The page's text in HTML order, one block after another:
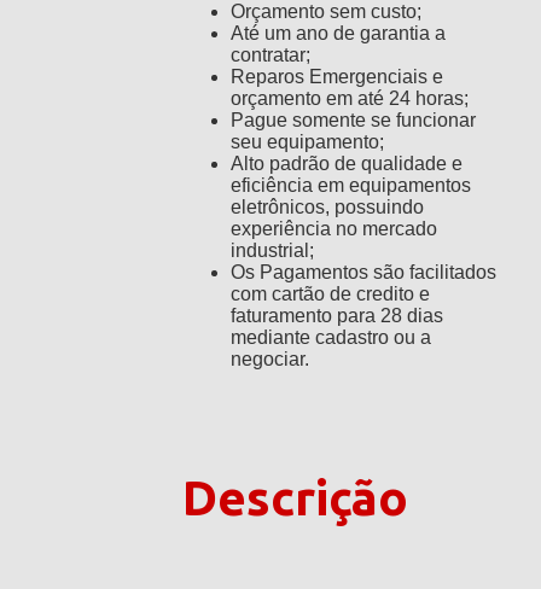
Orçamento sem custo;
Até um ano de garantia a
contratar;
Reparos Emergenciais e
orçamento em até 24 horas;
Pague somente se funcionar
seu equipamento;
Alto padrão de qualidade e
eficiência em equipamentos
eletrônicos, possuindo
experiência no mercado
industrial;
Os Pagamentos são facilitados
com cartão de credito e
faturamento para 28 dias
mediante cadastro ou a
negociar.
Descrição